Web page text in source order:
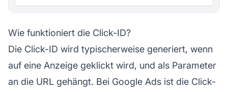
Wie funktioniert die Click-ID?
Die Click-ID wird typischerweise generiert, wenn
auf eine Anzeige geklickt wird, und als Parameter
an die URL gehängt. Bei Google Ads ist die Click-